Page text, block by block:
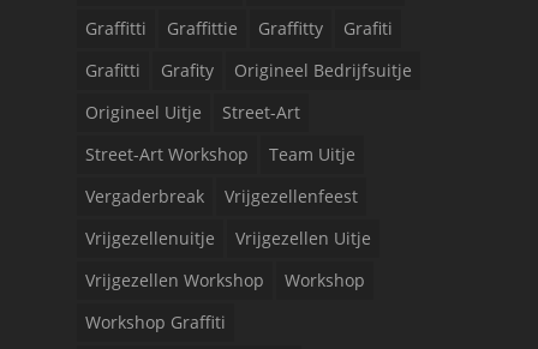
Graffitti
Graffittie Graffitty
Grafiti
Grafitti
Grafity
Origineel Bedrijfsuitje
Origineel Uitje
Street-Art
Street-Art Workshop
Team Uitje
Vergaderbreak
Vrijgezellenfeest
Vrijgezellenuitje
Vrijgezellen Uitje
Vrijgezellen Workshop
Workshop
Workshop Graffiti